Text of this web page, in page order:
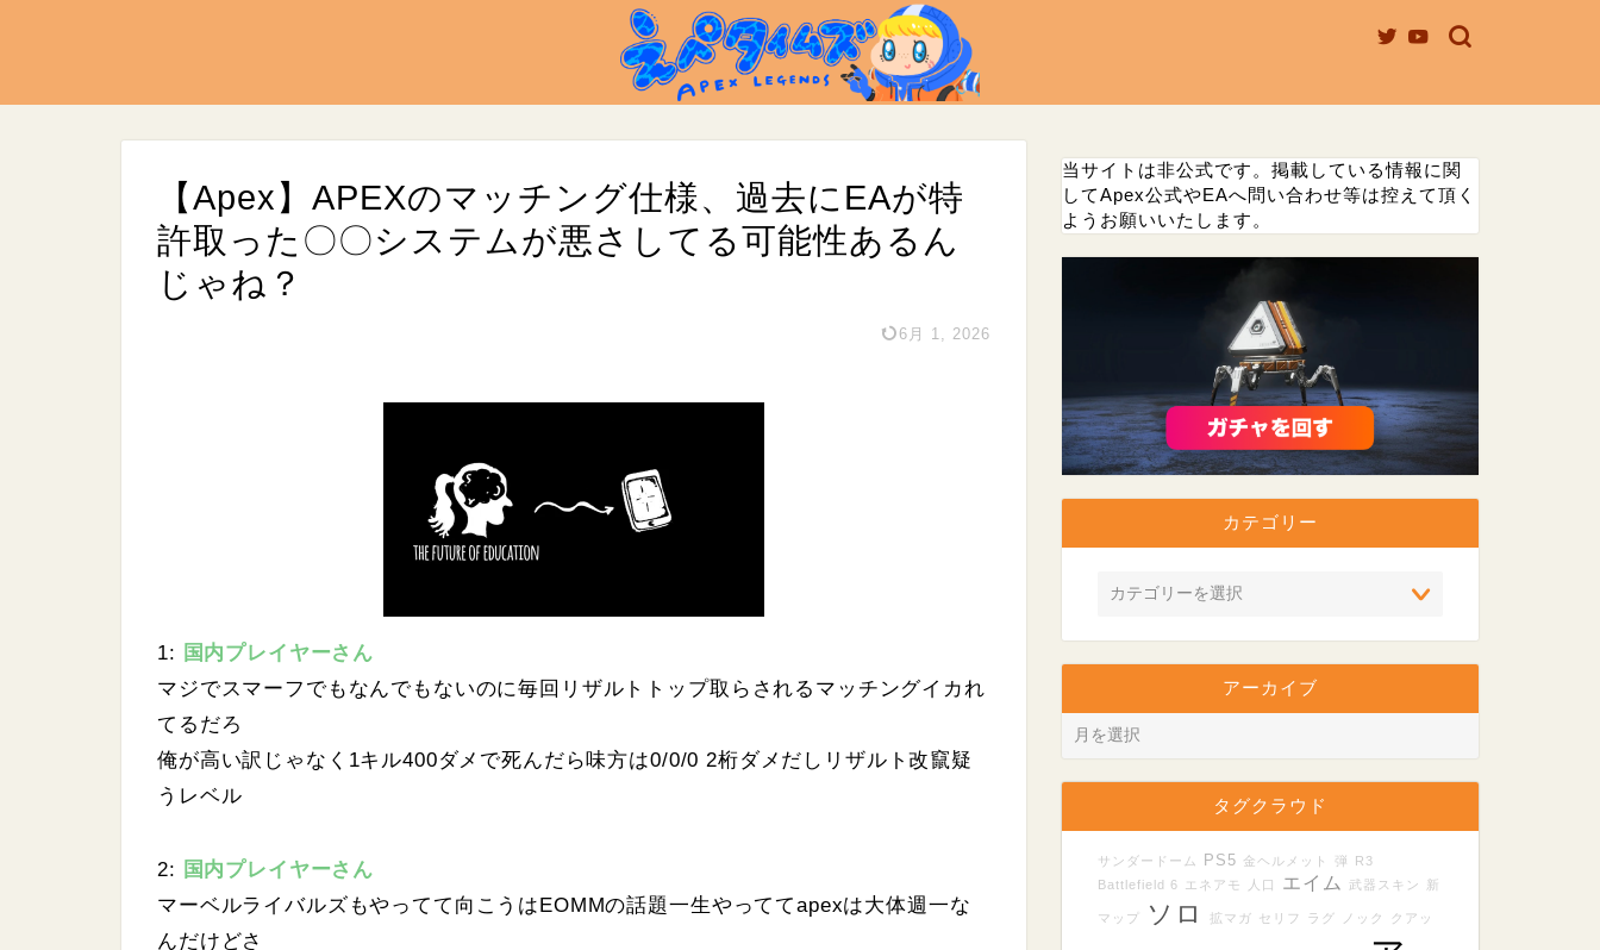
【Apex】APEXのマッチング仕様、過去にEAが特
許取った〇〇システムが悪さしてる可能性あるん
じゃね？
6月 1, 2026
1: 国内プレイヤーさん
マジでスマーフでもなんでもないのに毎回リザルトトップ取らされるマッチングイカれ
てるだろ
俺が高い訳じゃなく1キル400ダメで死んだら味方は0/0/0 2桁ダメだしリザルト改竄疑
うレベル
2: 国内プレイヤーさん
マーベルライバルズもやってて向こうはEOMMの話題一生やっててapexは大体週一な
んだけどさ
当サイトは非公式です。掲載している情報に関
してApex公式やEAへ問い合わせ等は控えて頂く
ようお願いいたします。
カテゴリー
アーカイブ
タグクラウド
サンダードーム PS5 金ヘルメット 弾
R3
Battlefield 6
エネアモ 人口 エイム 武器スキン 新
マップ ソロ 拡マガ セリフ ラグ ノック クアッ